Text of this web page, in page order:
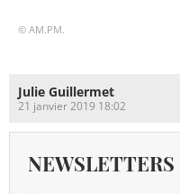
© AM.PM.
Julie Guillermet
21 janvier 2019 18:02
NEWSLETTERS